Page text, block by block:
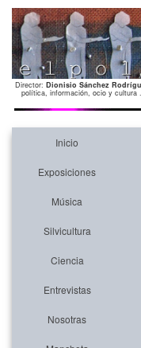
Director: Dionisio Sánchez
política, información, ocio y cultura
Inicio
Exposiciones
Música
Silvicultura
Ciencia
Entrevistas
Nosotras